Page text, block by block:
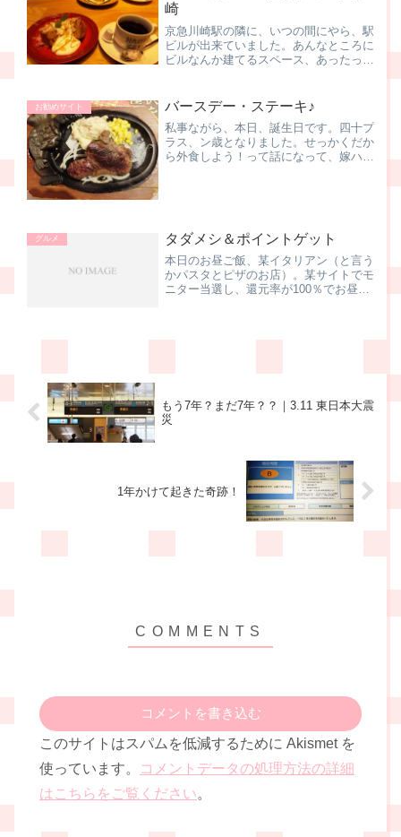
崎
京急川崎駅の隣に、いつの間にやら、駅
ビルが出来ていました。あんなところに
ビルなんか建てるスペース、あったっ
てたようです。12階建ての複合施設
で、その名は「ウィング川崎」...
お勧めサイト バースデー・ステーキ♪
私事ながら、本日、誕生日です。四十プ
ラス、ン歳となりました。せっかくだか
ら外食しよう！って話になって、嫁ハン
グルメ タダメシ＆ポイントゲット
本日のお昼ご飯、某イタリアン（と言う
かパスタとピザのお店）。某サイトでモ
ニター当選し、還元率が100％でお昼を
もう7年？まだ7年？？｜3.11 東日本大震
災
1年かけて起きた奇跡！
コメントを書き込む
このサイトはスパムを低減するために Akismet を
使っています。
コメントデータの処理方法の詳細
はこちらをご覧ください。